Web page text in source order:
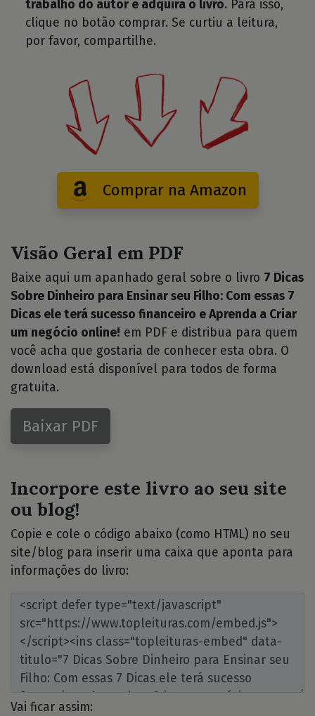
trabalho do autor e adquira o livro. Para isso,
clique no botão comprar. Se curtiu a leitura,
por favor, compartilhe.
Comprar na Amazon
Visão Geral em PDF
Baixe aqui um apanhado geral sobre o livro 7 Dicas
Sobre Dinheiro para Ensinar seu Filho: Com essas 7
Dicas ele terá sucesso financeiro e Aprenda a Criar
um negócio online! em PDF e distribua para quem
você acha que gostaria de conhecer esta obra. O
download está disponível para todos de forma
gratuita.
Baixar PDF
Incorpore este livro ao seu site
ou blog!
Copie e cole o código abaixo (como HTML) no seu
site/blog para inserir uma caixa que aponta para
informações do livro:
Vai ficar assim: